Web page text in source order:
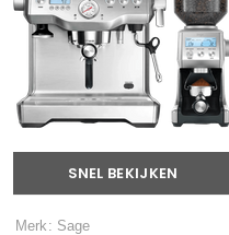
SNEL BEKIJKEN
Merk: Sage